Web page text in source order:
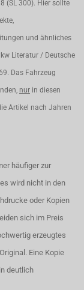
(SL 300). Hier sollte
und ähnliches
Literatur / Deutsche
Das Fahrzeug
nur in diesen
Artikel nach Jahren
häufiger zur
wird nicht in den
oder Kopien
sich im Preis
erzeugtes
Eine Kopie
deutlich